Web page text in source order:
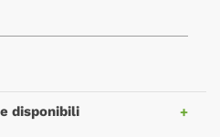
disponibili